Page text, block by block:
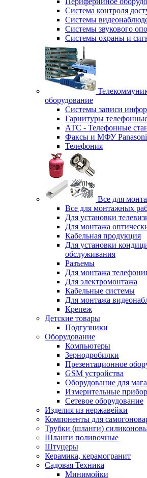
Система контроля
Системы
Системы звукового
Системы охраны и
оборудование
Системы записи
Гарнитуры
АТС - Телефонные
Факсы и МФУ
Телефония
Все для
Все для монтажных
Для установки
Для монтажа
Кабельная продукция
Для установки
обслуживания
Разъемы
Для монтажа
Для электромонтажа
Кабельные системы
Для монтажа
Крепеж
Детские товары
Подгузники
Оборудование
Компьютеры
Зернодробилки
Презентационное
GSM устройства
Оборудование для
Измерительные
Сетевое оборудование
Изделия из нержавейки
Компоненты для
Трубки (шланги)
Шланги поливочные
Штуцеры
Керамика, керамогранит
Садовая Техника
Минимойки